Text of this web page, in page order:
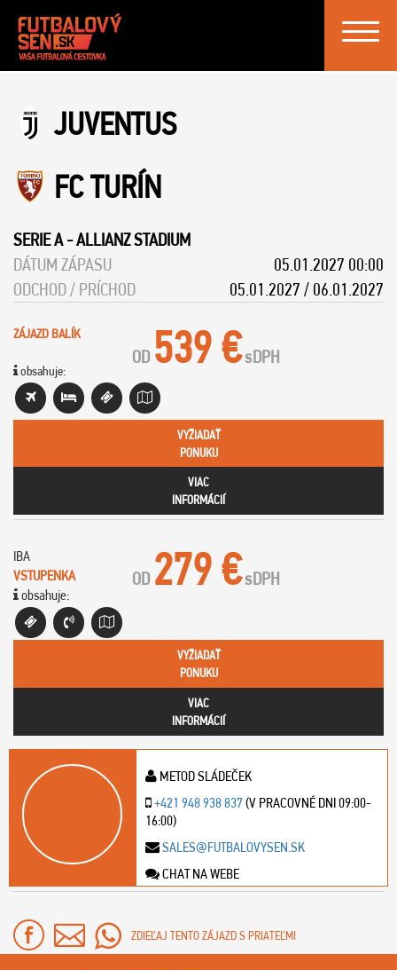
Toggle
JUVENTUS
FC TURÍN
SERIE A-ALLIANZ STADIUM
DÁTUM ZÁPASU
05.01.2027 00:00
ODCHOD / PRÍCHOD
05.01.2027 / 06.01.2027
ZÁJAZD BALÍK
obsahuje:
OD 539 €sDPH
VYŽIADAŤ
PONUKU
VIAC
INFORMÁCIÍ
IBA
VSTUPENKA
obsahuje:
OD 279 €sDPH
VYŽIADAŤ
PONUKU
VIAC
INFORMÁCIÍ
METOD SLÁDEČEK
+421 948 938 837(V PRACOVNÉ DNI 09:00-
16:00)
SALES@FUTBALOVYSEN.SK
CHAT NA WEBE
ZDIEĽAJ TENTO ZÁJAZD S PRIATEĽMI